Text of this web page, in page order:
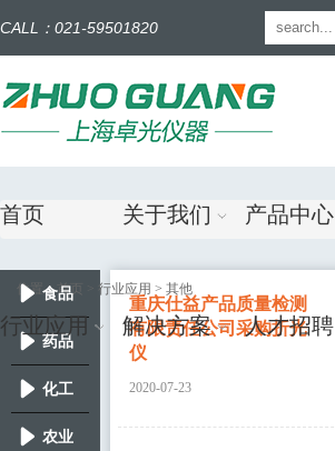
CALL：021-59501820
首页 关于我们 产品中心
行业应用 解决方案 人才招聘
位置：首页 > 行业应用 > 其他
食品
药品
化工
农业
重庆仕益产品质量检测
有限责任公司采购折光
仪
2020-07-23